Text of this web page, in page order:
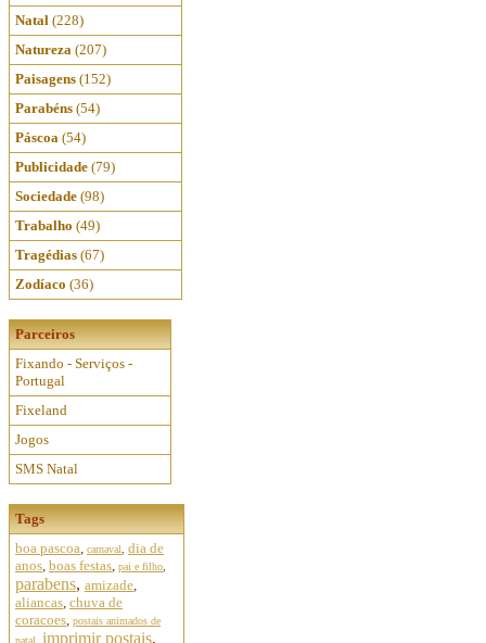
Natal (228)
Natureza (207)
Paisagens (152)
Parabéns (54)
Páscoa (54)
Publicidade (79)
Sociedade (98)
Trabalho (49)
Tragédias (67)
Zodíaco (36)
Parceiros
Fixando - Serviços -
Portugal
Fixeland
Jogos
SMS Natal
Tags
boa pascoa, carnaval
dia de
anos, boas festas, pai e filho
parabens, amizade,
aliancas, chuva de
coracoes, postais animados de
natal
imprimir postais,